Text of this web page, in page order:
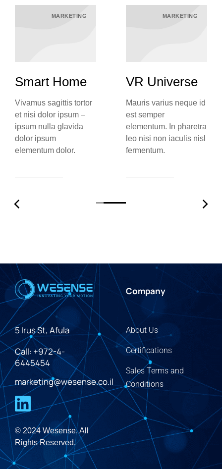
MARKETING
Smart Home
Vivamus sagittis tortor
et nisi dolor ipsum –
ipsum nulla glavida
dolor ipsum
elementum dolor.
MARKETING
VR Universe
Mauris varius neque id
est semper
elementum. In pharetra
leo nisi non iaculis nisl
fermentum.
5 Irus St, Afula
Call: +972-4-
6445454
marketing@wesense.co.il
© 2024 Wesense. All
Rights Reserved.
Company
About Us
Certifications
Sales Terms and
Conditions